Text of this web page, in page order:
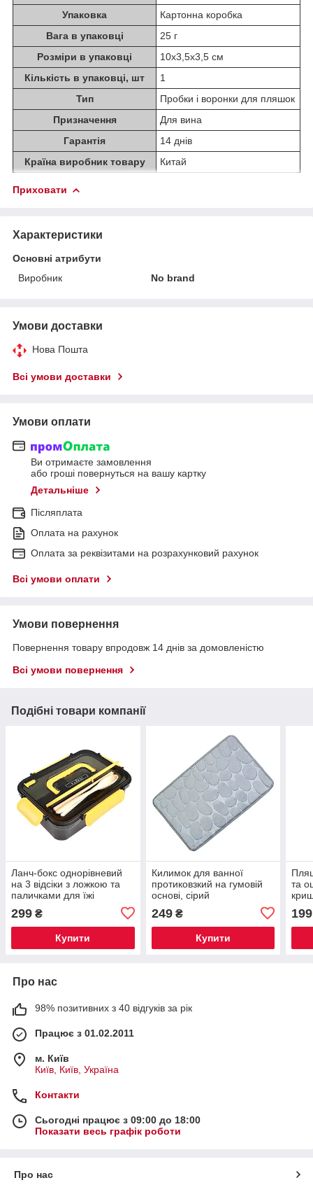
Упаковка
Картонна коробка
Вага в упаковці
25 г
Розміри в упаковці
10х3,5х3,5 см
Кількість в упаковці, шт
1
Тип
Пробки і воронки для пляшок
Призначення
Для вина
Гарантія
14 днів
Країна виробник товару
Китай
Приховати
Характеристики
Основні атрибути
Виробник
No brand
Умови доставки
Нова Пошта
Всі умови доставки
Умови оплати
Ви отримаєте замовлення
або гроші повернуться на вашу картку
Детальніше
Післяплата
Оплата на рахунок
Оплата за реквізитами на розрахунковий рахунок
Всі умови оплати
Умови повернення
Повернення товару впродовж 14 днів за домовленістю
Всі умови повернення
Подібні товари компанії
Ланч-бокс однорівневий
на 3 відсіки з ложкою та
паличками для їжі
299 ₴
Купити
Килимок для ванної
протиковзкий на гумовій
основі, сірий
249₴
Купити
та
199
Про нас
98% позитивних з 40 відгуків за рік
Працює з 01.02.2011
м. Київ
Київ, Київ, Україна
Контакти
Сьогодні працює з 09:00 до 18:00
Показати весь графік роботи
Про нас